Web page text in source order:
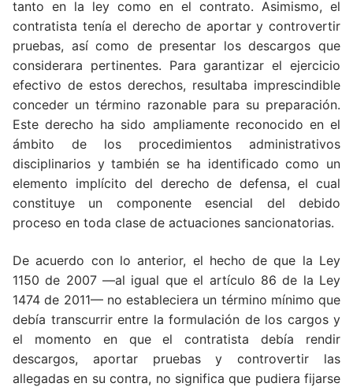
tanto en la ley como en el contrato. Asimismo, el
contratista tenía el derecho de aportar y controvertir
pruebas, así como de presentar los descargos que
considerara pertinentes. Para garantizar el ejercicio
efectivo de estos derechos, resultaba imprescindible
conceder un término razonable para su preparación.
Este derecho ha sido ampliamente reconocido en el
ámbito de los procedimientos administrativos
disciplinarios y también se ha identificado como un
elemento implícito del derecho de defensa, el cual
constituye un componente esencial del debido
proceso en toda clase de actuaciones sancionatorias.
De acuerdo con lo anterior, el hecho de que la Ley
1150 de 2007 —al igual que el artículo 86 de la Ley
1474 de 2011— no estableciera un término mínimo que
debía transcurrir entre la formulación de los cargos y
el momento en que el contratista debía rendir
descargos, aportar pruebas y controvertir las
allegadas en su contra, no significa que pudiera fijarse